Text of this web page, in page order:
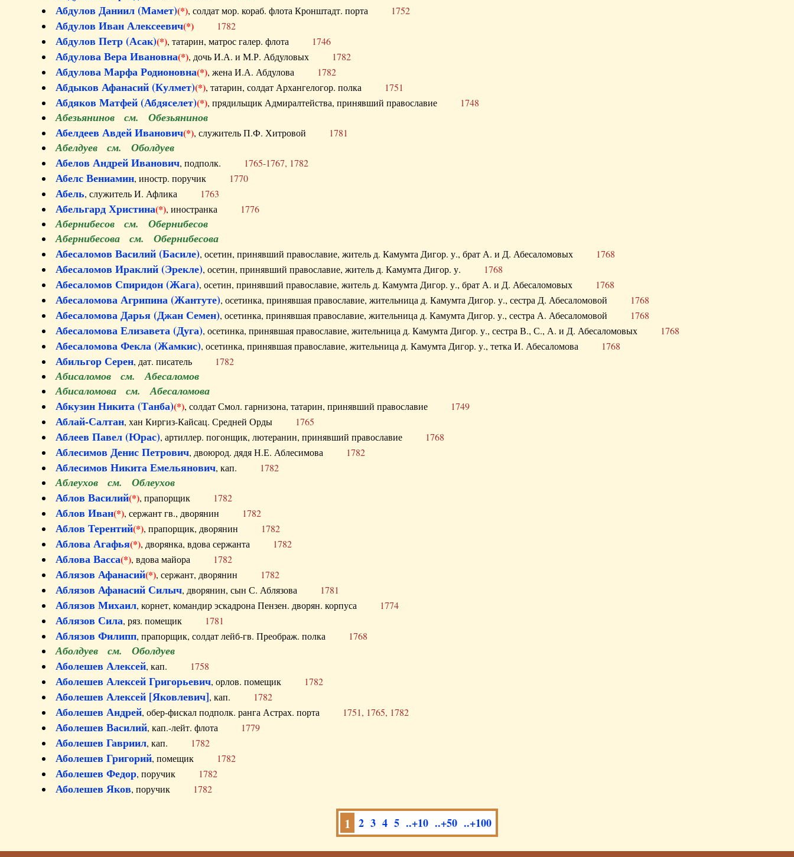
Абдулов Даниил (Мамет)(*), солдат мор. кораб. флота Кронштадт. порта 1752
Абдулов Иван Алексеевич(*) 1782
Абдулов Петр (Асак)(*), татарин, матрос галер. флота 1746
Абдулова Вера Ивановна(*), дочь И.А. и М.Р. Абдуловых 1782
Абдулова Марфа Родионовна(*), жена И.А. Абдулова 1782
Абдыков Афанасий (Кулмет)(*), татарин, солдат Архангелогор. полка 1751
Абдяков Матфей (Абдяселет)(*), прядильщик Адмиралтейства, принявший православие 1748
Абезьянинов см. Обезьянинов
Абелдеев Авдей Иванович(*), служитель П.Ф. Хитровой 1781
Абелдуев см. Оболдуев
Абелов Андрей Иванович, подполк. 1765-1767, 1782
Абелс Вениамин, иностр. поручик 1770
Абель, служитель И. Афлика 1763
Абельгард Христина(*), иностранка 1776
Абернибесов см. Обернибесов
Абернибесова см. Обернибесова
Абесаломов Василий (Басиле), осетин, принявший православие, житель д. Камумта Дигор. у., брат А. и Д. Абесаломовых 1768
Абесаломов Ираклий (Эрекле), осетин, принявший православие, житель д. Камумта Дигор. у. 1768
Абесаломов Спиридон (Жага), осетин, принявший православие, житель д. Камумта Дигор. у., брат А. и Д. Абесаломовых 1768
Абесаломова Агрипина (Жантуте), осетинка, принявшая православие, жительница д. Камумта Дигор. у., сестра Д. Абесаломовой 1768
Абесаломова Дарья (Джан Семен), осетинка, принявшая православие, жительница д. Камумта Дигор. у., сестра А. Абесаломовой 1768
Абесаломова Елизавета (Дуга), осетинка, принявшая православие, жительница д. Камумта Дигор. у., сестра В., С., А. и Д. Абесаломовых 1768
Абесаломова Фекла (Жамкис), осетинка, принявшая православие, жительница д. Камумта Дигор. у., тетка И. Абесаломова 1768
Абильгор Серен, дат. писатель 1782
Абисаломов см. Абесаломов
Абисаломова см. Абесаломова
Абкузин Никита (Танба)(*), солдат Смол. гарнизона, татарин, принявший православие 1749
Аблай-Салтан, хан Киргиз-Кайсац. Средней Орды 1765
Аблеев Павел (Юрас), артиллер. погонщик, лютеранин, принявший православие 1768
Аблесимов Денис Петрович, двоюрод. дядя Н.Е. Аблесимова 1782
Аблесимов Никита Емельянович, кап. 1782
Аблеухов см. Облеухов
Аблов Василий(*), прапорщик 1782
Аблов Иван(*), сержант гв., дворянин 1782
Аблов Терентий(*), прапорщик, дворянин 1782
Аблова Агафья(*), дворянка, вдова сержанта 1782
Аблова Васса(*), вдова майора 1782
Аблязов Афанасий(*), сержант, дворянин 1782
Аблязов Афанасий Силыч, дворянин, сын С. Аблязова 1781
Аблязов Михаил, корнет, командир эскадрона Пензен. дворян. корпуса 1774
Аблязов Сила, ряз. помещик 1781
Аблязов Филипп, прапорщик, солдат лейб-гв. Преображ. полка 1768
Аболдуев см. Оболдуев
Аболешев Алексей, кап. 1758
Аболешев Алексей Григорьевич, орлов. помещик 1782
Аболешев Алексей [Яковлевич], кап. 1782
Аболешев Андрей, обер-фискал подполк. ранга Астрах. порта 1751, 1765, 1782
Аболешев Василий, кап.-лейт. флота 1779
Аболешев Гавриил, кап. 1782
Аболешев Григорий, помещик 1782
Аболешев Федор, поручик 1782
Аболешев Яков, поручик 1782
1 2 3 4 5 ..+10 ..+50 ..+100